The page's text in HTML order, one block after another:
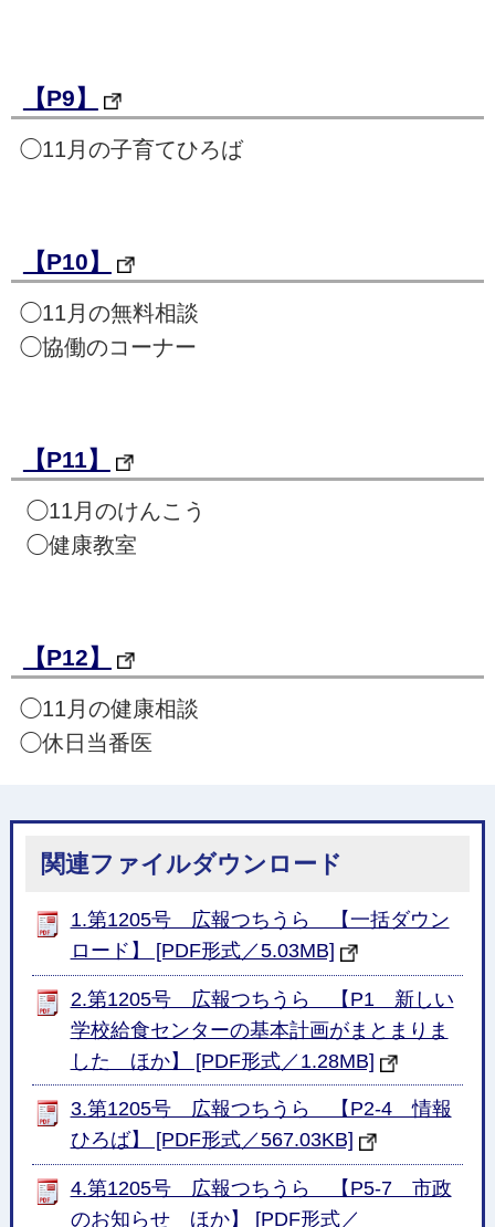
【P9】
◯11月の子育てひろば
【P10】
◯11月の無料相談
◯協働のコーナー
【P11】
◯11月のけんこう
◯健康教室
【P12】
◯11月の健康相談
◯休日当番医
関連ファイルダウンロード
1.第1205号 広報つちうら 【一括ダウン
ロード】 [PDF形式／5.03MB]
2.第1205号 広報つちうら 【P1 新しい
学校給食センターの基本計画がまとまりま
した ほか】 [PDF形式／1.28MB]
3.第1205号 広報つちうら 【P2-4 情報
ひろば】 [PDF形式／567.03KB]
4.第1205号 広報つちうら 【P5-7 市政
のお知らせ ほか】 [PDF形式／